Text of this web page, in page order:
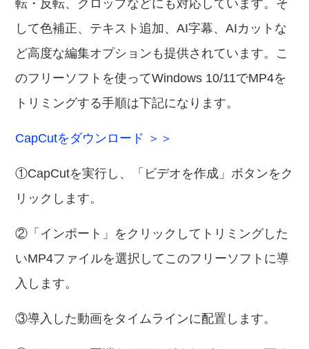
転・反転、クロップなどにも対応しています。そ
して色補正、テキスト追加、AI字幕、AIカットな
ど高度な編集オプションも提供されています。こ
のフリーソフトを使ってWindows 10/11でMP4を
トリミングする手順は下記になります。
CapCutをダウンロード ＞＞
①CapCutを実行し、「ビデオを作成」ボタンをク
リックします。
②「インポート」をクリックしてトリミングした
いMP4ファイルを選択してこのフリーソフトに導
入します。
③導入した動画をタイムラインに配置します。